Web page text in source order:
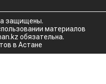
защищены.
материалов
обязательна.
в Астане